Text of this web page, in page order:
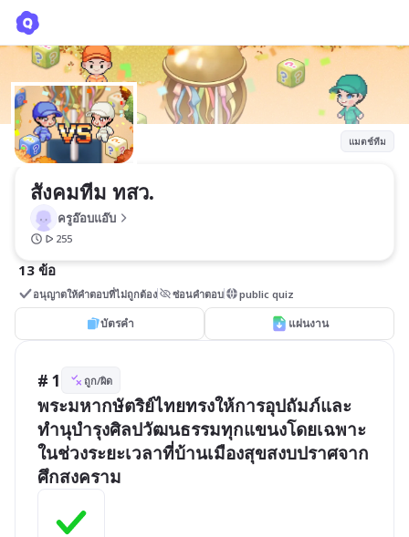
แมตช์ทีม
สังคมทีม ทสว.
ครูอ๊อบแอ๊บ
255
13 ข้อ
อนุญาตให้คำตอบที่ไม่ถูกต้อง ซ่อนคำตอบ public quiz
บัตรคำ แผ่นงาน
# 1 ถูก/ผิด
พระมหากษัตริย์ไทยทรงให้การอุปถัมภ์และ
ทำนุบำรุงศิลปวัฒนธรรมทุกแขนงโดยเฉพาะ
ในช่วงระยะเวลาที่บ้านเมืองสุขสงบปราศจาก
ศึกสงคราม